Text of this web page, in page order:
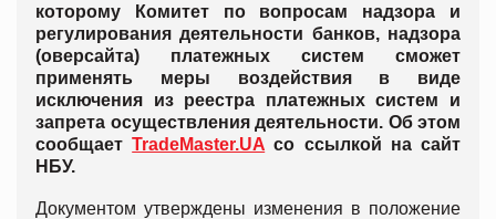
которому Комитет по вопросам надзора и
регулирования деятельности банков, надзора
(оверсайта) платежных систем сможет
применять меры воздействия в виде
исключения из реестра платежных систем и
запрета осуществления деятельности. Об этом
сообщаетTradeMaster.UA со ссылкой на сайт
НБУ.
Документом утверждены изменения в положение